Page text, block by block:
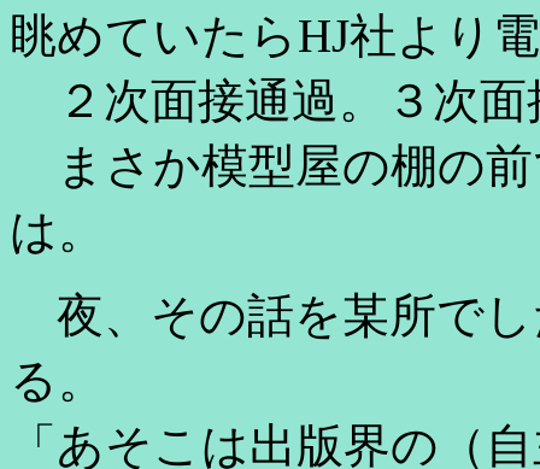
眺めていたらHJ社より
２次面接通過。３次面
まさか模型屋の棚の
は。
夜、その話を某所で
る。
「あそこは出版界の（